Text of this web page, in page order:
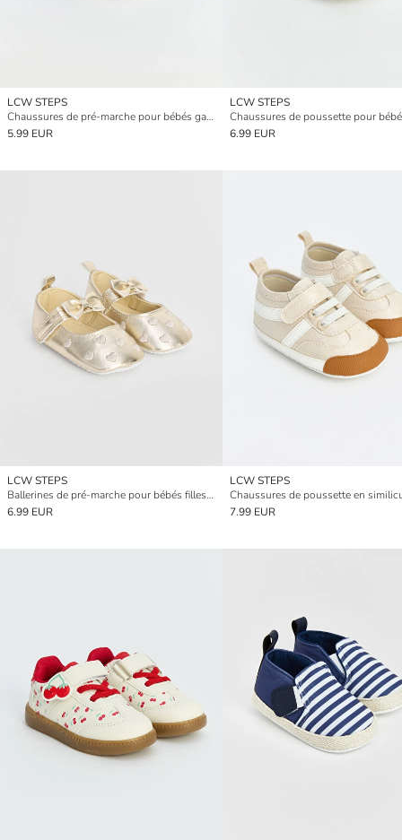
LCW STEPS
Chaussures de pré-marche pour bébés garçons à scratch
5.99 EUR
LCW STEPS
Chaussures de poussette pour
6.99 EUR
LCW STEPS
Ballerines de pré-marche pour bébés filles brodées de cœurs
6.99 EUR
LCW STEPS
7.99 EUR